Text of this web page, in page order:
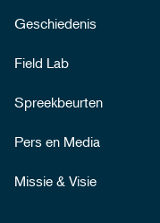
Geschiedenis
Field Lab
Spreekbeurten
Pers en Media
Missie & Visie